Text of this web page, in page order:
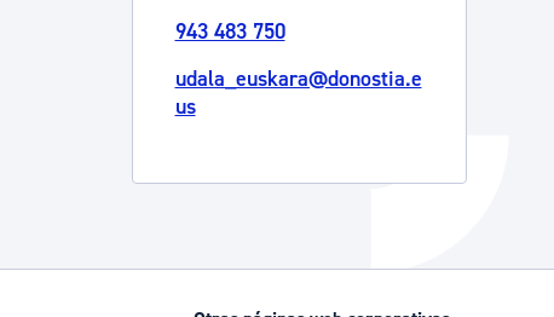
943 483 750
udala_euskara@donostia.e
us